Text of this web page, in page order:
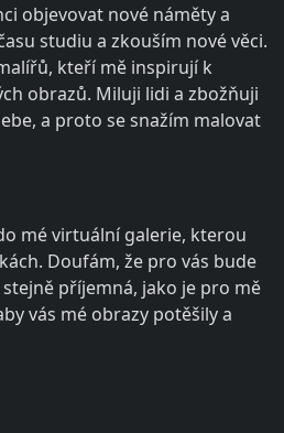
objevovat nové náměty a
studiu a zkouším nové věci.
kteří mě inspirují k
obrazů. Miluji lidi a zbožňuji
a proto se snažím malovat
mé virtuální galerie, kterou
Doufám, že pro vás bude
příjemná, jako je pro mě
vás mé obrazy potěšily a